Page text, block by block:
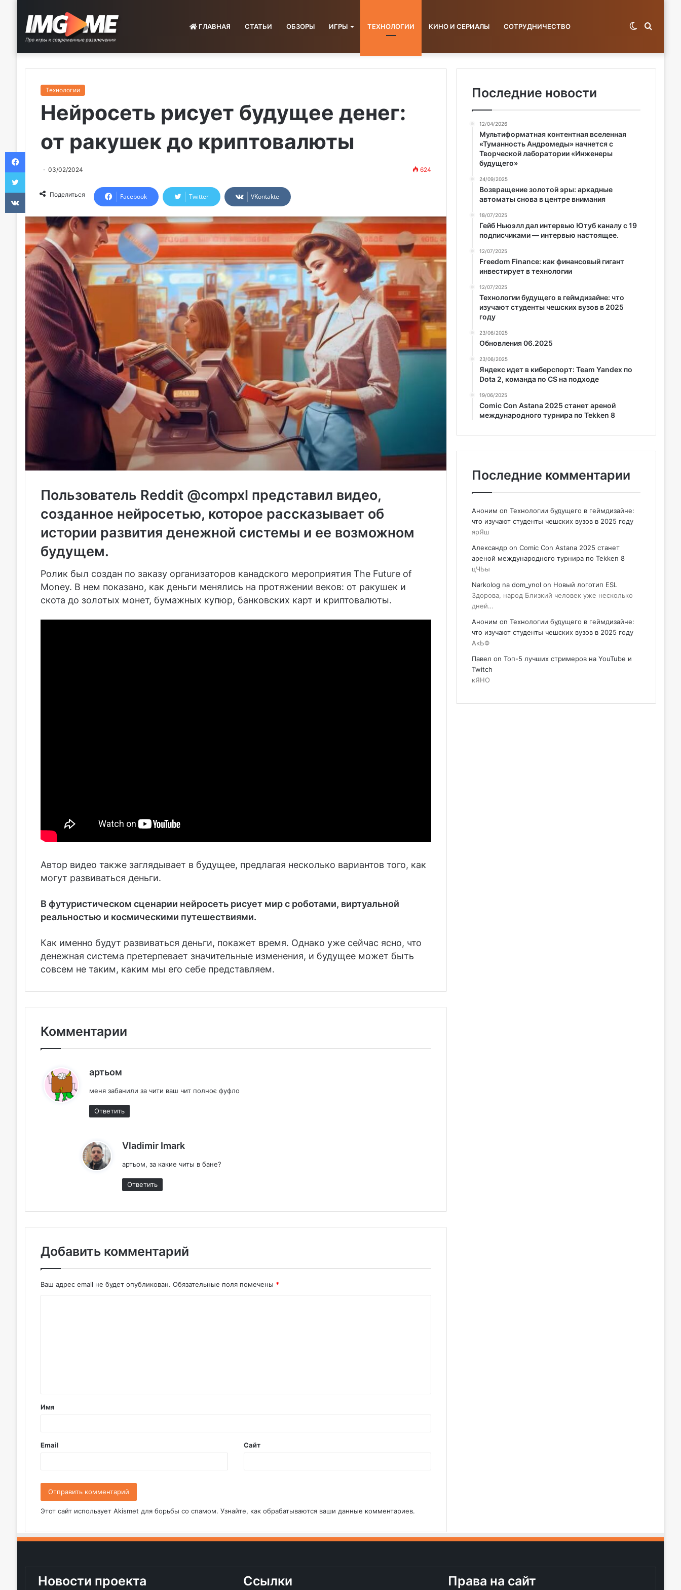
ГЛАВНАЯ СТАТЬИ ОБЗОРЫ ИГРЫ ТЕХНОЛОГИИ КИНО И СЕРИАЛЫ СОТРУДНИЧЕСТВО Switch
Технологии
Нейросеть рисует будущее денег:
от ракушек до криптовалюты
03/02/2024 624
Поделиться Facebook Twitter VKontakte
Пользователь Reddit @compxl представил видео,
созданное нейросетью, которое рассказывает об
истории развития денежной системы и ее возможном
будущем.
Ролик был создан по заказу организаторов канадского мероприятия The Future of
Money. В нем показано, как деньги менялись на протяжении веков: от ракушек и
скота до золотых монет, бумажных купюр, банковских карт и криптовалюты.
Автор видео также заглядывает в будущее, предлагая несколько вариантов того, как
могут развиваться деньги.
В футуристическом сценарии нейросеть рисует мир с роботами, виртуальной
реальностью и космическими путешествиями.
Как именно будут развиваться деньги, покажет время. Однако уже сейчас ясно, что
денежная система претерпевает значительные изменения, и будущее может быть
совсем не таким, каким мы его себе представляем.
Комментарии
артьом
меня забанили за чити ваш чит полноє фуфло
Ответить
Vladimir Imark:
артьом, за какие читы в бане?
Ответить
Добавить комментарий
Ваш адрес email не будет опубликован. Обязательные поля помечены *
т
а
й
*
Имя
Email Сайт
Этот сайт использует Akismet для борьбы со спамом. Узнайте, как обрабатываются ваши данные комментариев.
Последние новости
12/04/2026
Мультиформатная контентная вселенная
«Туманность Андромеды» начнется с
Творческой лаборатории «Инженеры
будущего»
24/09/2025
Возвращение золотой эры: аркадные
автоматы снова в центре внимания
18/07/2025
Гейб Ньюэлл дал интервью Ютуб каналу с 19
подписчиками — интервью настоящее.
12/07/2025
Freedom Finance: как финансовый гигант
инвестирует в технологии
12/07/2025
Технологии будущего в геймдизайне: что
изучают студенты чешских вузов в 2025
году
23/06/2025
Обновления 06.2025
23/06/2025
Яндекс идет в киберспорт: Team Yandex по
Dota 2, команда по CS на подходе
19/06/2025
Comic Con Astana 2025 станет ареной
международного турнира по Tekken 8
Последние комментарии
Аноним on Технологии будущего в геймдизайне:
что изучают студенты чешских вузов в 2025 году
ярЯш
Александр on Comic Con Astana 2025 станет
ареной международного турнира по Tekken 8
цЧЬы
Narkolog na dom_ynol on Новый логотип ESL
Здорова, народ Близкий человек уже несколько
дней…
Аноним on Технологии будущего в геймдизайне:
что изучают студенты чешских вузов в 2025 году
АкЬФ
Павел on Топ-5 лучших стримеров на YouTube и
Twitch
кЯНО
Новости проекта Ссылки Права на сайт
Facebook
Twitter
VKontakte